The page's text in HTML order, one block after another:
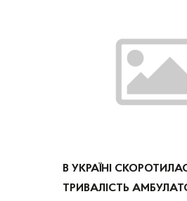
В УКРАЇНІ
ТРИВАЛІСТЬ